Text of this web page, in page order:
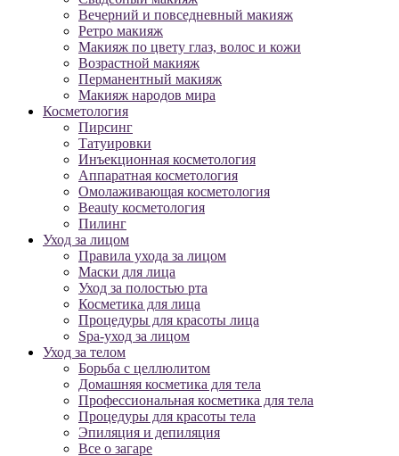
Вечерний и повседневный макияж
Ретро макияж
Макияж по цвету глаз, волос и кожи
Возрастной макияж
Перманентный макияж
Макияж народов мира
Косметология
Пирсинг
Татуировки
Инъекционная косметология
Аппаратная косметология
Омолаживающая косметология
Beauty косметология
Пилинг
Уход за лицом
Правила ухода за лицом
Маски для лица
Уход за полостью рта
Косметика для лица
Процедуры для красоты лица
Spa-уход за лицом
Уход за телом
Борьба с целлюлитом
Домашняя косметика для тела
Профессиональная косметика для тела
Процедуры для красоты тела
Эпиляция и депиляция
Все о загаре